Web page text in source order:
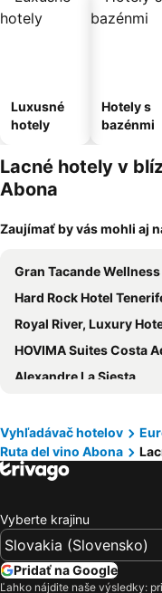
Luxusné
hotely
Hotely s
bazénmi
Lacné hotely v
Abona
Zaujímať by vás mohli aj
Gran Tacande Wellness & Relax Costa
Hard Rock Hotel
Royal River, Luxury Hotel - Adults
HOVIMA Suites Costa
Alexandre La Siesta
Tivoli La Caleta Tenerife
Villa 8 Islas
Finca Vista Bonita
GF Isabel
Parque Carolina
Royal Hideaway Corales
Vyhľadávač hotelov
Ruta del vino Abona
Vyberte krajinu
Pridať na Google
Ľahko nájdite naše výsledky: